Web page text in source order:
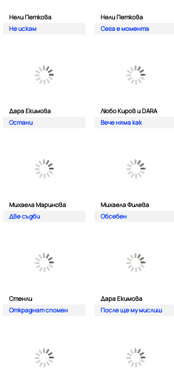
Нели Петкова
Не искам
Нели Петкова
Сега е момента
Дара Екимова
Остани
Любо Киров и DARA
Вече няма как
Михаела Маринова
Две съдби
Михаела Филева
Обсебен
Стенли
Откраднат спомен
Дара Екимова
После ще му мислиш